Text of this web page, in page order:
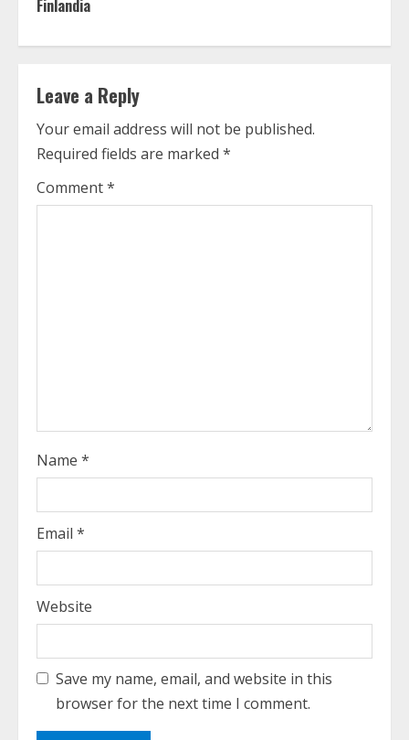
n
u
e
R
e
Finlandia
Leave a Reply
Your email address will not be published.
Required fields are marked *
Comment*
Name *
Email *
Website
Save my name, email, and website in this
browser for the next time I comment.